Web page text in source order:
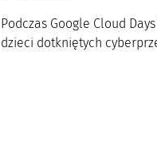
Podczas Google Cloud
dzieci dotkniętych